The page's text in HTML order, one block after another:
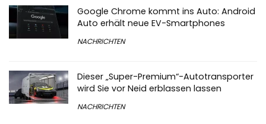
Google Chrome kommt ins Auto: Android
Auto erhält neue EV-Smartphones
NACHRICHTEN
Dieser „Super-Premium“-Autotransporter
wird Sie vor Neid erblassen lassen
NACHRICHTEN